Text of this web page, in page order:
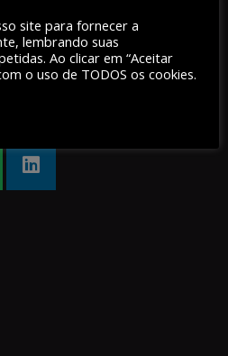
foi criada em 2010 com
projetos personalizados que
do seu negócio
site para fornecer a
lembrando suas
Ao clicar em “Aceitar
o uso de TODOS os cookies.